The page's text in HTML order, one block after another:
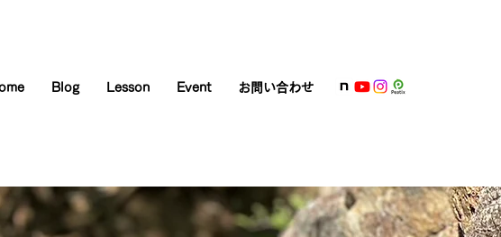
Blog Lesson Event お問い合わせ